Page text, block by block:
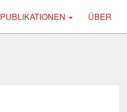
PUBLIKATIONEN ÜBER